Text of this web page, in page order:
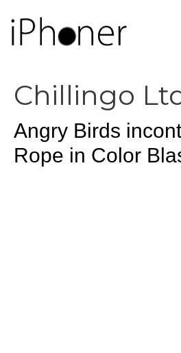
contenuto
Chillingo
Angry Birds
Rope in Color